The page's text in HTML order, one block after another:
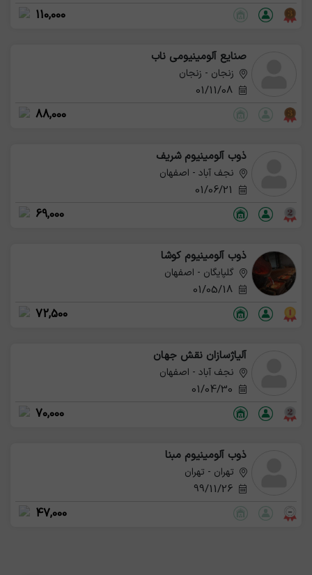
110,000
صنایع آلومینیومی ناب
زنجان - زنجان
01/11/08
88,000
ذوب آلومینیوم شریف
نجف آباد - اصفهان
69,000
ذوب آلومینیوم کوشا
گلپایگان - اصفهان
01/05/18
72,500
آلیاژسازان نقش جهان
نجف آباد - اصفهان
70,000
ذوب آلومینیوم مبنا
تهران - تهران
99/11/26
47,000